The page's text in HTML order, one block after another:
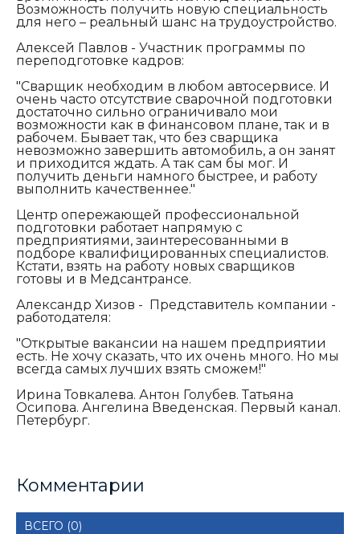
Возможность получить новую специальность
для него – реальный шанс на трудоустройство.
Алексей Павлов - Участник программы по
переподготовке кадров:
"Сварщик необходим в любом автосервисе. И
очень часто отсутствие сварочной подготовки
достаточно сильно ограничивало мои
возможности как в финансовом плане, так и в
рабочем. Бывает так, что без сварщика
невозможно завершить автомобиль, а он занят
и приходится ждать. А так сам бы мог. И
получить деньги намного быстрее, и работу
выполнить качественнее."
Центр опережающей профессиональной
подготовки работает напрямую с
предприятиями, заинтересованными в
подборе квалифицированных специалистов.
Кстати, взять на работу новых сварщиков
готовы и в Медсантрансе.
Александр Хизов - Представитель компании -
работодателя:
"Открытые вакансии на нашем предприятии
есть. Не хочу сказать, что их очень много. Но мы
всегда самых лучших взять сможем!"
Ирина Товкалева. Антон Голубев. Татьяна
Осипова. Ангелина Введенская. Первый канал.
Петербург.
Комментарии
ВСЕГО (0)